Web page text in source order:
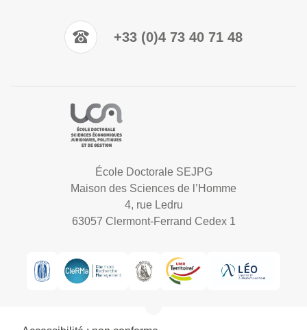
+33 (0)4 73 40 71 48
École Doctorale SEJPG
Maison des Sciences de l’Homme
4, rue Ledru
63057 Clermont-Ferrand Cedex 1